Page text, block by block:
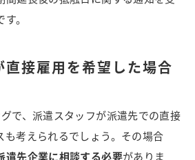
。
接雇用を希望した場合
で、派遣スタッフが派遣先での直接
も考えられるでしょう。その場合
遣先企業に相談する必要がありま